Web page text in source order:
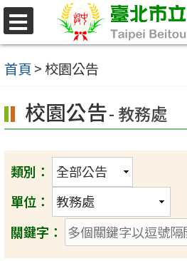
跳
至
主
內
容
區
首頁 >校園公告
校園公告- 教務處
類別：
單位：
關鍵字：
選
單